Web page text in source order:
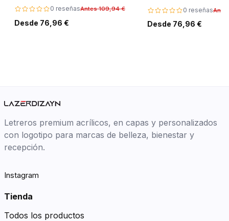
0 reseñasAntes 109,94 €
Desde 76,96 €
0 reseñas
Desde 76,96 €
Letreros premium acrílicos, en capas y personalizados
con logotipo para marcas de belleza, bienestar y
recepción.
Instagram
Tienda
Todos los productos